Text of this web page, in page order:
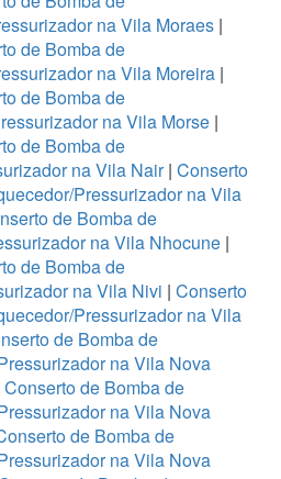
na Vila Moraes |
de Bomba de
na Vila Moreira|
de Bomba de
na Vila Morse|
de Bomba de
na Vila Nair| Conserto
Pressurizador na Vila
de Bomba de
na Vila Nhocune |
de Bomba de
na Vila Nivi | Conserto
Pressurizador na Vila
de Bomba de
na Vila Nova
Conserto de Bomba de
na Vila Nova
de Bomba de
na Vila Nova